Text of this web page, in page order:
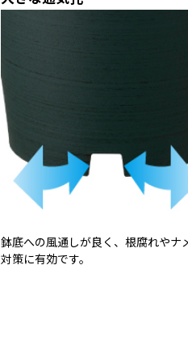
鉢底への風通しが良く、根腐れやナ
対策に有効です。